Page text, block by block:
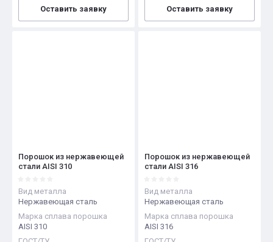
Оставить заявку Оставить заявку
Порошок из нержавеющей
стали AISI 310
Вид металла
Нержавеющая сталь
Марка сплава порошка
AISI 310
Порошок из нержавеющей
стали AISI 316
Вид металла
Нержавеющая сталь
Марка сплава порошка
AISI 316